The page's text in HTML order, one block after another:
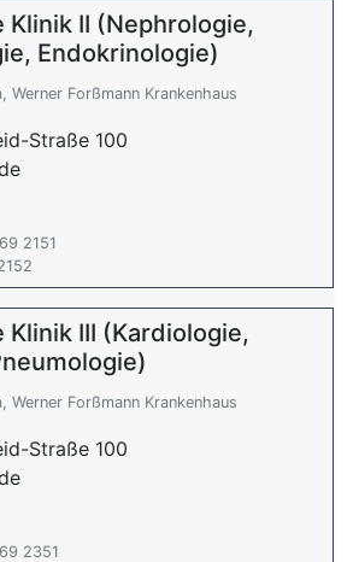
Klinik II (Nephrologie,
Endokrinologie)
Werner Forßmann Krankenhaus
Straße 100
2151
III (Kardiologie,
Werner Forßmann Krankenhaus
Straße 100
2351